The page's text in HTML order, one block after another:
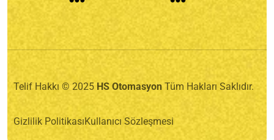
Telif Hakkı © 2025 HS Otomasyon Tüm Hakları Saklıdır.
Gizlilik PolitikasıKullanıcı Sözleşmesi